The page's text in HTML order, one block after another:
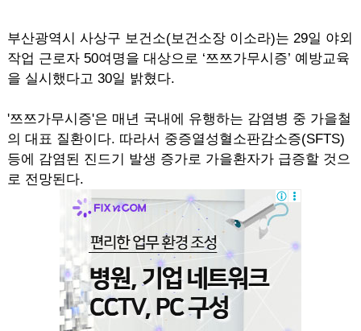
부산광역시 사상구 보건소(보건소장 이소라)는 29일 야외
작업 근로자 50여명을 대상으로 ‘쯔쯔가무시증’ 예방교육
을 실시했다고 30일 밝혔다.
'쯔쯔가무시증'은 매년 국내에 유행하는 감염병 중 가을철
의 대표 질환이다. 따라서 중증열성혈소판감소증(SFTS)
등에 감염된 진드기 발생 증가로 가을환자가 급증할 것으
로 전망된다.